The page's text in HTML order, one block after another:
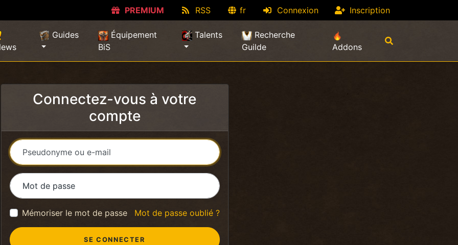
PREMIUM RSS fr Connexion Inscription
Guides
Équipement
BiS
Talents
Recherche
Guilde
Addons
Connectez-vous à votre
compte
Pseudonyme ou e-mail
Mot de passe
Mémoriser le mot de passe Mot de passe oublié ?